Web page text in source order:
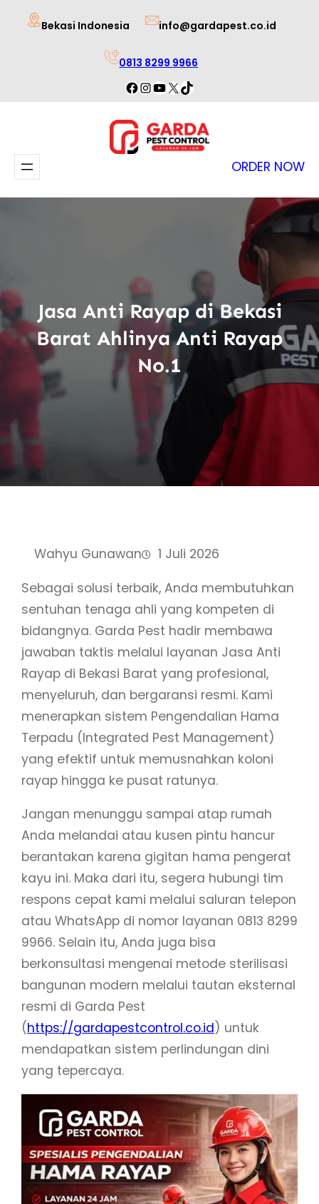
Lewati
Bekasi Indonesia info@gardapest.co.id
0813 8299 9966
Facebook
Instagram
YouTube
X TikTok
ORDER NOW
Jasa Anti Rayap di Bekasi
Barat Ahlinya Anti Rayap
No.1
Wahyu Gunawan
1 Juli 2026
Sebagai solusi terbaik, Anda membutuhkan
sentuhan tenaga ahli yang kompeten di
bidangnya. Garda Pest hadir membawa
jawaban taktis melalui layanan Jasa Anti
Rayap di Bekasi Barat yang profesional,
menyeluruh, dan bergaransi resmi. Kami
menerapkan sistem Pengendalian Hama
Terpadu (Integrated Pest Management)
yang efektif untuk memusnahkan koloni
rayap hingga ke pusat ratunya.
Jangan menunggu sampai atap rumah
Anda melandai atau kusen pintu hancur
berantakan karena gigitan hama pengerat
kayu ini. Maka dari itu, segera hubungi tim
respons cepat kami melalui saluran telepon
atau WhatsApp di nomor layanan 0813 8299
9966. Selain itu, Anda juga bisa
berkonsultasi mengenai metode sterilisasi
bangunan modern melalui tautan eksternal
resmi di Garda Pest
(https://gardapestcontrol.co.id) untuk
mendapatkan sistem perlindungan dini
yang tepercaya.